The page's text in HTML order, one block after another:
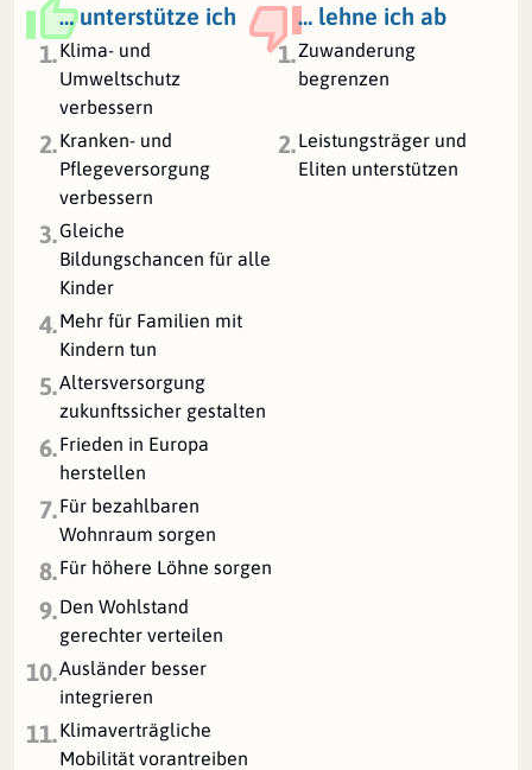
… unterstütze ich
… lehne ich ab
1.Klima- und
Umweltschutz
verbessern
1.Zuwanderung
begrenzen
2.Kranken- und
Pflegeversorgung
verbessern
2.Leistungsträger und
Eliten unterstützen
3.Gleiche
Bildungschancen für alle
Kinder
4.Mehr für Familien mit
Kindern tun
5.Altersversorgung
zukunftssicher gestalten
6.Frieden in Europa
herstellen
7.Für bezahlbaren
Wohnraum sorgen
8.Für höhere Löhne sorgen
9.Den Wohlstand
gerechter verteilen
10.Ausländer besser
integrieren
11.Klimaverträgliche
Mobilität vorantreiben